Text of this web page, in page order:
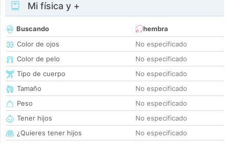
Mi física y +
Buscando
hembra
Color de ojos
No especificado
Color de pelo
No especificado
Tipo de cuerpo
No especificado
Tamaño
No especificado
Peso
No especificado
Tener hijos
No especificado
¿Quieres tener hijos
No especificado